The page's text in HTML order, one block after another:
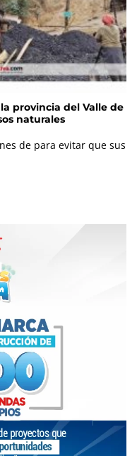
provincia del Valle de
naturales
de para evitar que sus